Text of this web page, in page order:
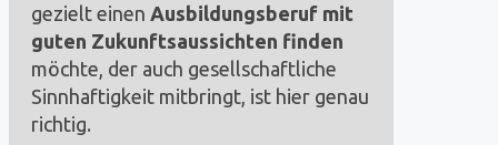
gezielt einen Ausbildungsberuf mit
guten Zukunftsaussichten finden
möchte, der auch gesellschaftliche
Sinnhaftigkeit mitbringt, ist hier genau
richtig.